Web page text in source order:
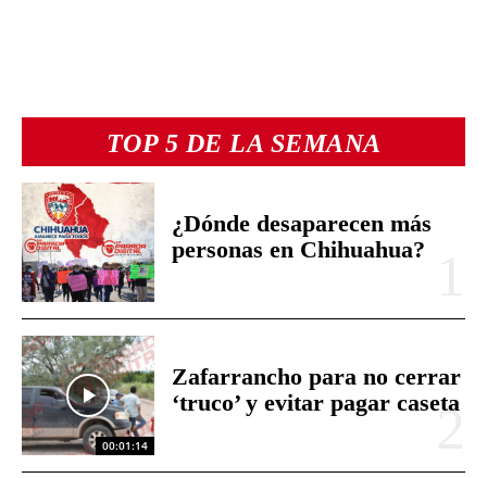
TOP 5 DE LA SEMANA
¿Dónde desaparecen más
personas en Chihuahua?
00:01:14
Zafarrancho para no cerrar
‘truco’ y evitar pagar caseta